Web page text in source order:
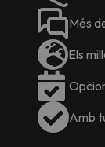
Més
Els
Amb